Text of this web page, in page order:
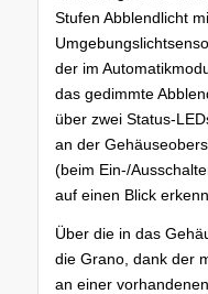
Stufen Abblendlicht
der im
das gedimmte
über zwei Status-
an der
(beim Ein-/
auf einen Blick
Über die in das
die Grano, dank der
an einer